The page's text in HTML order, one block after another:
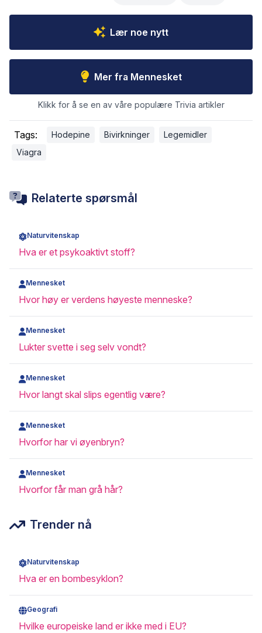
Lær noe nytt
Mer fra Mennesket
Klikk for å se en av våre populære Trivia artikler
Tags: Hodepine Bivirkninger
Legemidler
Viagra
Relaterte spørsmål
Naturvitenskap
Hva er et psykoaktivt stoff?
Mennesket
Hvor høy er verdens høyeste menneske?
Mennesket
Lukter svette i seg selv vondt?
Mennesket
Hvor langt skal slips egentlig være?
Mennesket
Hvorfor har vi øyenbryn?
Mennesket
Hvorfor får man grå hår?
Trender nå
Naturvitenskap
Hva er en bombesyklon?
Geografi
Hvilke europeiske land er ikke med i EU?